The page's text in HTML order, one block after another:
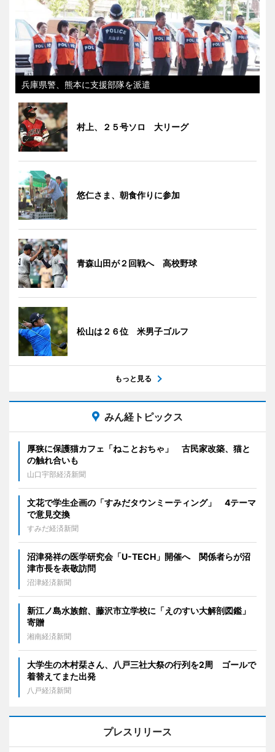
兵庫県警、熊本に支援部隊を派遣
村上、２５号ソロ 大リーグ
悠仁さま、朝食作りに参加
青森山田が２回戦へ 高校野球
松山は２６位 米男子ゴルフ
もっと見る
みん経トピックス
厚狭に保護猫カフェ「ねことおちゃ」 古民家改築、猫と
の触れ合いも
山口宇部経済新聞
文花で学生企画の「すみだタウンミーティング」 4テーマ
で意見交換
すみだ経済新聞
沼津発祥の医学研究会「U-TECH」開催へ 関係者らが沼
津市長を表敬訪問
沼津経済新聞
新江ノ島水族館、藤沢市立学校に「えのすい大解剖図鑑」
寄贈
湘南経済新聞
大学生の木村栞さん、八戸三社大祭の行列を2周 ゴールで
着替えてまた出発
八戸経済新聞
プレスリリース